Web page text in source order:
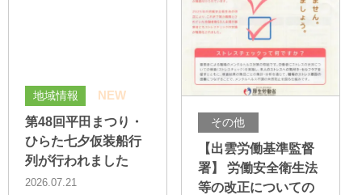
地域情報
NEW
第48回平田まつり・
ひらた七夕仮装船行
列が行われました
2026.07.21
その他
【出雲労働基準監督
署】 労働安全衛生法
等の改正についての